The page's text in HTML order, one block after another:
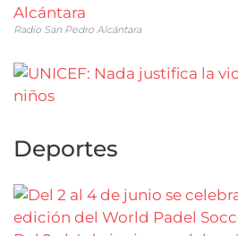
Alcántara
Radio San Pedro Alcántara
Deportes